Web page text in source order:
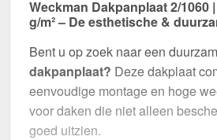
Weckman Dakpanplaat 2/1060
g/m² – De esthetische &
Bent u op zoek naar een
dakpanplaat? Deze dakplaat
eenvoudige montage en hoge
voor daken die niet alleen
goed uitzien.